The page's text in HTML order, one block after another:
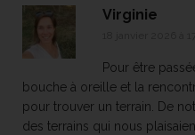
Virginie
Pour être
bouche à oreille et la
pour trouver un terrain. De
des terrains qui nous